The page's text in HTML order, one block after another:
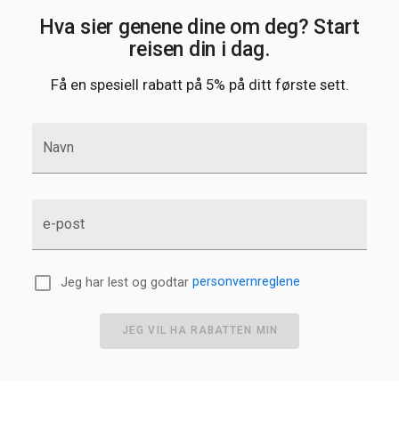
Hva sier genene dine om deg? Start
reisen din i dag.
Få en spesiell rabatt på 5% på ditt første sett.
Navn
e-post
Jeg har lest og godtar personvernreglene
JEG VIL HA RABATTEN MIN